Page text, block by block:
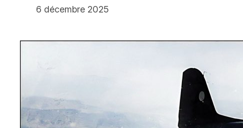
6 décembre 2025